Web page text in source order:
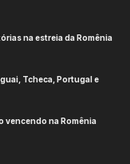
na estreia da Romênia
Tcheca, Portugal e
vencendo na Romênia